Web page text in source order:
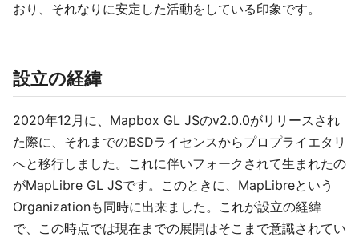
おり、それなりに安定した活動をしている印象です。
設立の経緯
2020年12月に、Mapbox GL JSのv2.0.0がリリースされ
た際に、それまでのBSDライセンスからプロプライエタリ
へと移行しました。これに伴いフォークされて生まれたの
がMapLibre GL JSです。このときに、MapLibreという
Organizationも同時に出来ました。これが設立の経緯
で、この時点では現在までの展開はそこまで意識されてい